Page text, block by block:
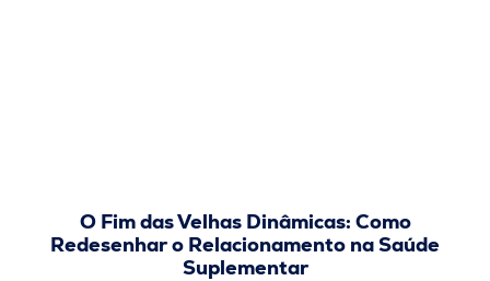
O Fim das Velhas Dinâmicas: Como
Redesenhar o Relacionamento na Saúde
Suplementar